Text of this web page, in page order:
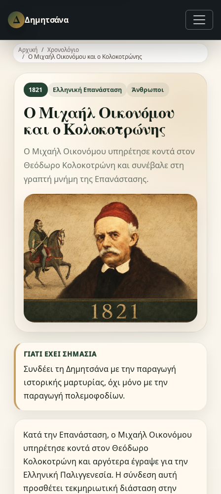
Δ Δημητσάνα
Αρχική
Χρονολόγιο
Ο Μιχαήλ Οικονόμου και ο Κολοκοτρώνης
1821 Ελληνική Επανάσταση Άνθρωποι
Ο Μιχαήλ Οικονόμου
και ο Κολοκοτρώνης
Ο Μιχαήλ Οικονόμου υπηρέτησε κοντά στον
Θεόδωρο Κολοκοτρώνη και συνέβαλε στη
γραπτή μνήμη της Επανάστασης.
ΓΙΑΤΊ ΈΧΕΙ ΣΗΜΑΣΊΑ
Συνδέει τη Δημητσάνα με την παραγωγή
ιστορικής μαρτυρίας, όχι μόνο με την
παραγωγή πολεμοφοδίων.
Κατά την Επανάσταση, ο Μιχαήλ Οικονόμου
υπηρέτησε κοντά στον Θεόδωρο
Κολοκοτρώνη και αργότερα έγραψε για την
Ελληνική Παλιγγενεσία. Η σύνδεση αυτή
προσθέτει τεκμηριωτική διάσταση στην